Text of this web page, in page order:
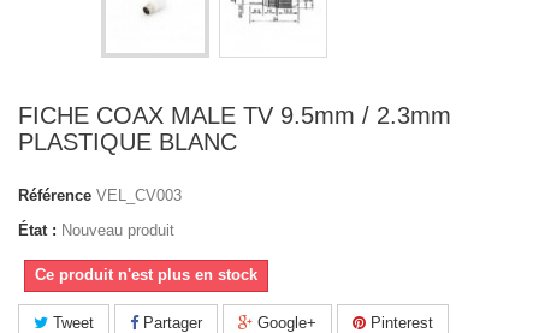
FICHE COAX MALE TV 9.5mm / 2.3mm
PLASTIQUE BLANC
Référence VEL_CV003
État : Nouveau produit
Ce produit n'est plus en stock
Tweet Partager Google+ Pinterest